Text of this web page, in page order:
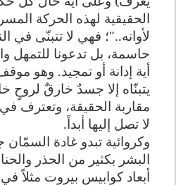
الحقيقية لهذه الحركة
لأوانه.."؛ فهي لا تتبنّى في
حاسمة، بل تدعونا للتمهل
أية إدانة أو تمجيد. وهو
يتبنّاه إلا جسدٌ خارقٌ لروحٍ
مقاربة الحقيقة، وتعترف في
لا تصل إليها أبداً.
وكروائية تبدو غادة
البشر بكثير من الحذر
أبعاد كوابيس بيروت مثلاً في